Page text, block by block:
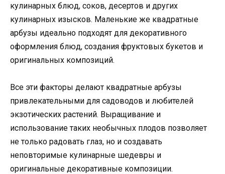
кулинарных блюд, соков, десертов и других
кулинарных изысков. Маленькие же квадратные
арбузы идеально подходят для декоративного
оформления блюд, создания фруктовых букетов и
оригинальных композиций.
Все эти факторы делают квадратные арбузы
привлекательными для садоводов и любителей
экзотических растений. Выращивание и
использование таких необычных плодов позволяет
не только радовать глаз, но и создавать
неповторимые кулинарные шедевры и
оригинальные декоративные композиции.